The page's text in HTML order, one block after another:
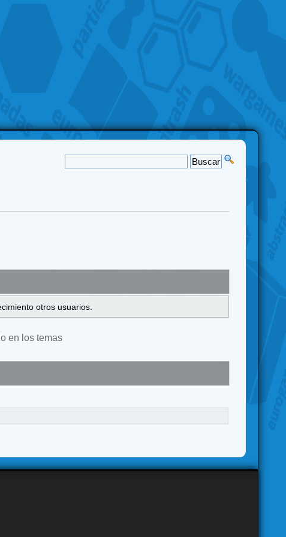
otros usuarios.
en los temas